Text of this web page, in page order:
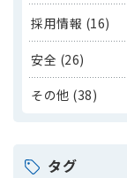
採用情報 (16)
安全 (26)
その他 (38)
タグ